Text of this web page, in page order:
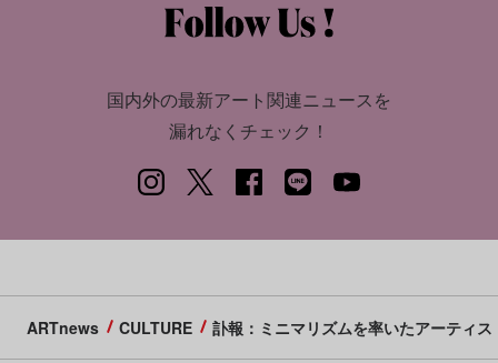
国内外の最新アート関連ニュースを
漏れなくチェック！
ARTnews CULTURE 訃報：ミニマリズムを率いたアーティ